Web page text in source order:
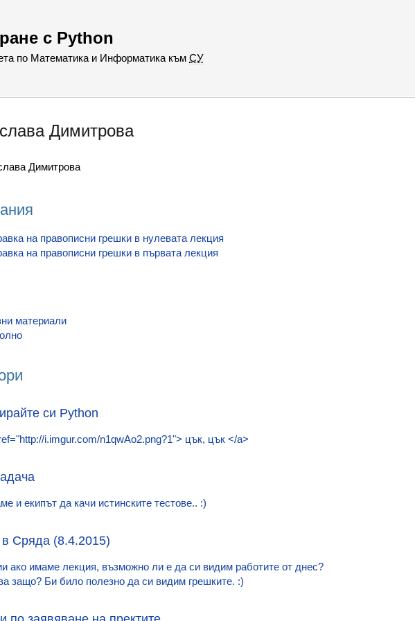
с Python
по Математика и Информатика към СУ
Димитрова
на правописни грешки в нулевата лекция
на правописни грешки в първата лекция
материали
си Python
i.imgur.com/n1qwAo2.png?1"> цък, цък </a>
и екипът да качи истинските тестове.. :)
Сряда (8.4.2015)
ако имаме лекция, възможно ли е да си видим работите от днес?
защо? Би било полезно да си видим грешките. :)